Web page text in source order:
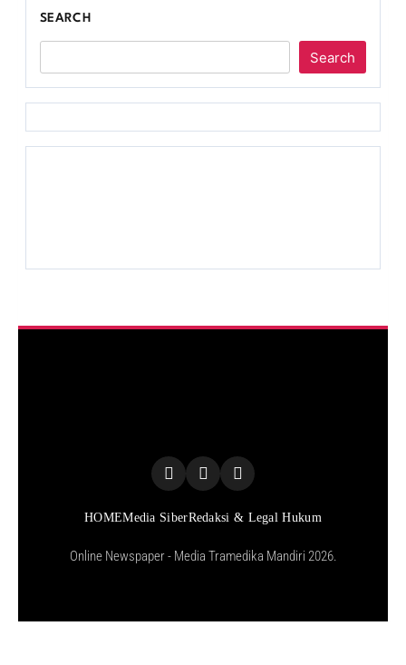
SEARCH
Search
HOMEMedia SiberRedaksi & Legal Hukum
Online Newspaper - Media Tramedika Mandiri 2026.